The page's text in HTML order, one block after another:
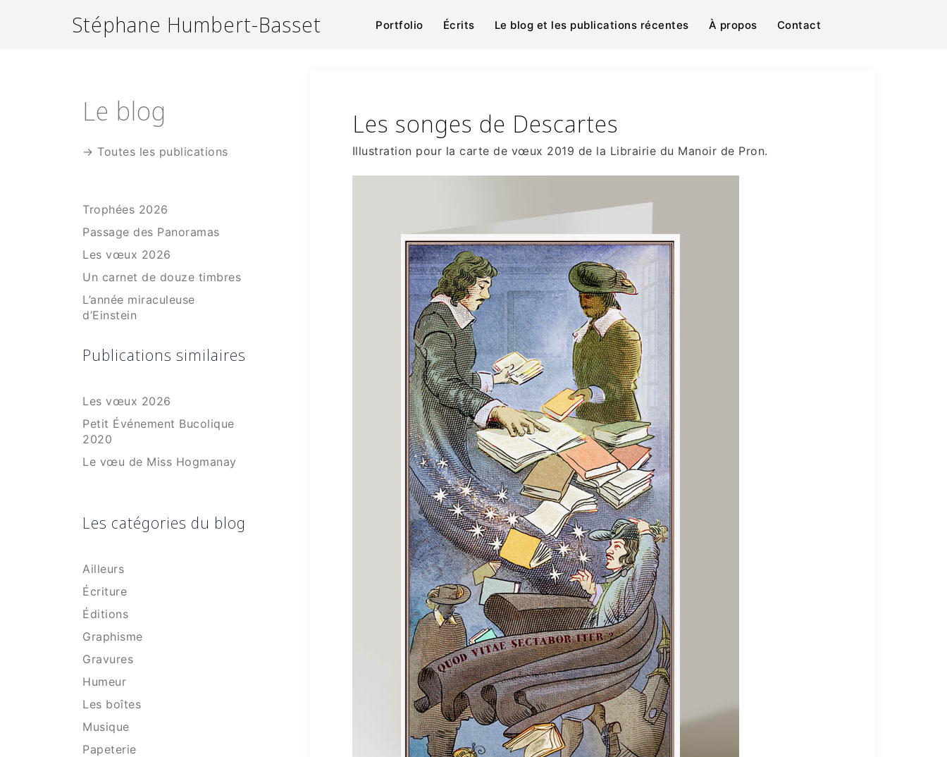
Stéphane Humbert-Basset Portfolio Écrits Le blog et les publications récentes À propos Contact
Les songes de Descartes
Illustration pour la carte de vœux 2019 de la Librairie du Manoir de Pron.
Le blog
→ Toutes les publications
Trophées 2026
Passage des Panoramas
Les vœux 2026
Un carnet de douze timbres
L’année miraculeuse
d’Einstein
Publications similaires
Les vœux 2026
Petit Événement Bucolique
2020
Le vœu de Miss Hogmanay
Les catégories du blog
Ailleurs
Écriture
Éditions
Graphisme
Gravures
Humeur
Les boîtes
Musique
Papeterie